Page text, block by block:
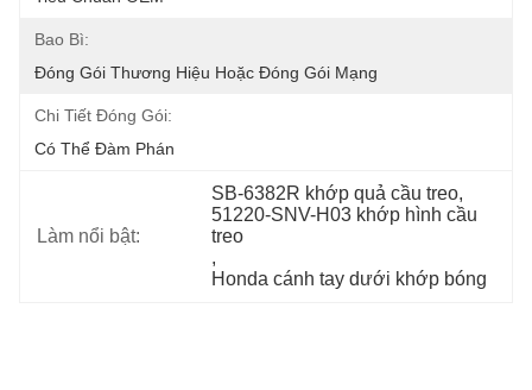
Bao Bì:
Đóng Gói Thương Hiệu Hoặc Đóng Gói Mạng
Chi Tiết Đóng Gói:
Có Thể Đàm Phán
Làm nổi bật:
SB-6382R khớp quả cầu treo,
51220-SNV-H03 khớp hình cầu
treo
,
Honda cánh tay dưới khớp bóng